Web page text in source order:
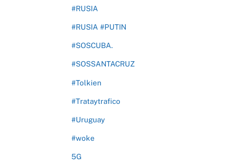
#RUSIA
#RUSIA #PUTIN
#SOSCUBA.
#SOSSANTACRUZ
#Tolkien
#Trataytrafico
#Uruguay
#woke
5G